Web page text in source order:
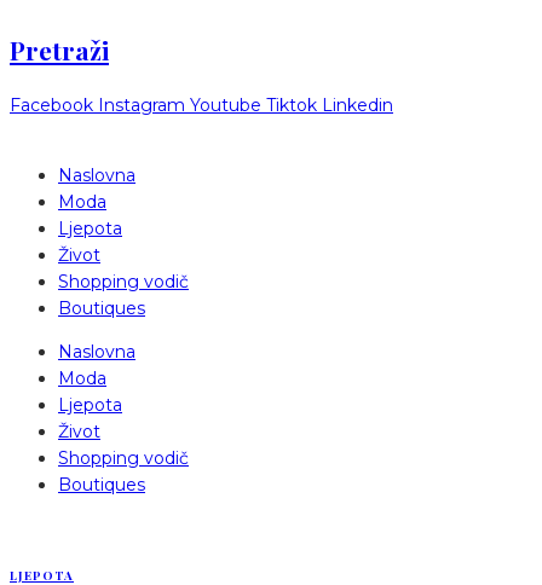
Pretraži
Facebook Instagram Youtube Tiktok Linkedin
Naslovna
Moda
Ljepota
Život
Shopping vodič
Boutiques
Naslovna
Moda
Ljepota
Život
Shopping vodič
Boutiques
LJEPOTA